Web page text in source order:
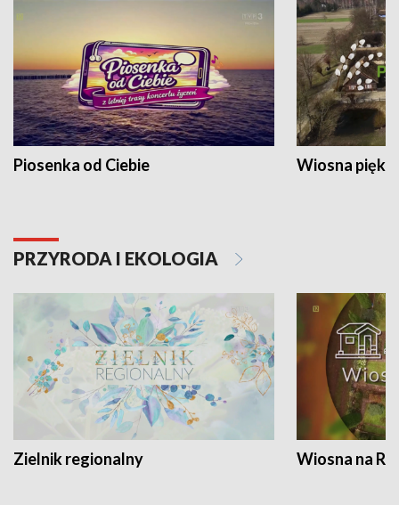
Piosenka od Ciebie Wiosna
PRZYRODA I EKOLOGIA
Zielnik regionalny Wiosna na